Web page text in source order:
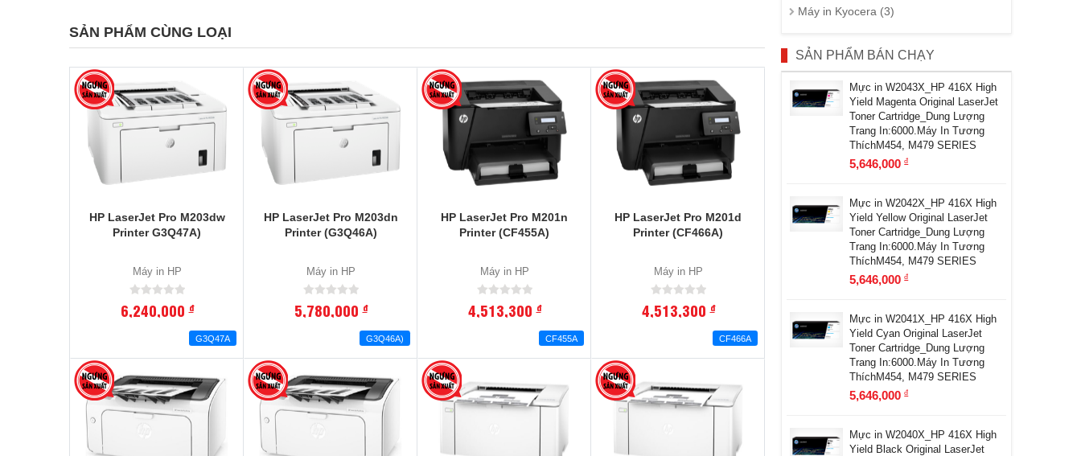
SẢN PHẨM CÙNG LOẠI
HP LaserJet Pro M203dw
Printer G3Q47A)
Máy in HP
6,240,000đ
G3Q47A
HP LaserJet Pro M203dn
Printer (G3Q46A)
Máy in HP
5,780,000đ
G3Q46A)
HP LaserJet Pro M201n
Printer (CF455A)
Máy in HP
4,513,300đ
CF455A
HP LaserJet Pro M201d
Printer (CF466A)
Máy in HP
4,513,300đ
CF466A
Máy in Kyocera (3)
SẢN PHẨM BÁN CHẠY
Mực in W2043X_HP 416X High
Yield Magenta Original LaserJet
Toner Cartridge_Dung Lượng
Trang In:6000.Máy In Tương
ThíchM454, M479 SERIES
5,646,000đ
Mực in W2042X_HP 416X High
Yield Yellow Original LaserJet
Toner Cartridge_Dung Lượng
Trang In:6000.Máy In Tương
ThíchM454, M479 SERIES
5,646,000đ
Mực in W2041X_HP 416X High
Yield Cyan Original LaserJet
Toner Cartridge_Dung Lượng
Trang In:6000.Máy In Tương
ThíchM454, M479 SERIES
5,646,000đ
Mực in W2040X_HP 416X High
Yield Black Original LaserJet